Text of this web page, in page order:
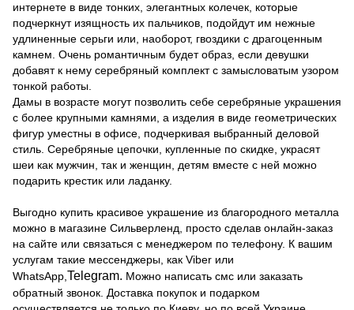
интернете в виде тонких, элегантных колечек, которые
подчеркнут изящность их пальчиков, подойдут им нежные
удлиненные серьги или, наоборот, гвоздики с драгоценным
камнем. Очень романтичным будет образ, если девушки
добавят к нему серебряный комплект с замысловатым узором
тонкой работы.
Дамы в возрасте могут позволить себе серебряные украшения
с более крупными камнями, а изделия в виде геометрических
фигур уместны в офисе, подчеркивая выбранный деловой
стиль. Серебряные цепочки, купленные по скидке, украсят
шеи как мужчин, так и женщин, детям вместе с ней можно
подарить крестик или ладанку.
Выгодно купить красивое украшение из благородного металла
можно в магазине Сильверленд, просто сделав онлайн-заказ
на сайте или связаться с менеджером по телефону. К вашим
услугам такие мессенджеры, как Viber или
WhatsApp, Telegram. Можно написать смс или заказать
обратный звонок. Доставка покупок и подарком